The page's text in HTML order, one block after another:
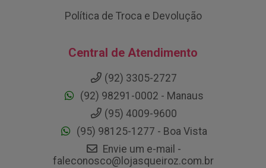
Política de Troca e Devolução
Central de Atendimento
(92) 3305-2727
(92) 98291-0002 - Manaus
(95) 4009-9600
(95) 98125-1277 - Boa Vista
Envie um e-mail -
faleconosco@lojasqueiroz.com.br